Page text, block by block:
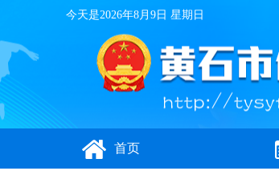
今天是2026年8月9日 星期日
首页